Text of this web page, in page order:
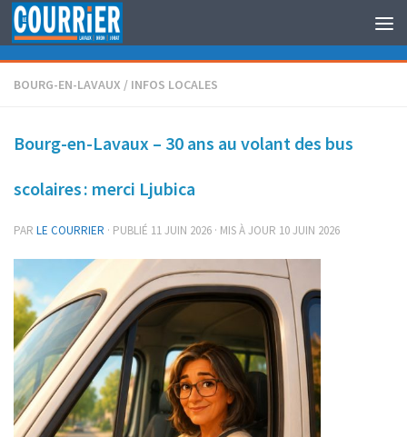
Au dessous du contenu
BOURG-EN-LAVAUX / INFOS LOCALES
Bourg-en-Lavaux – 30 ans au volant des bus
scolaires : merci Ljubica
PAR LE COURRIER · PUBLIÉ 11 JUIN 2026 · MIS À JOUR 10 JUIN 2026